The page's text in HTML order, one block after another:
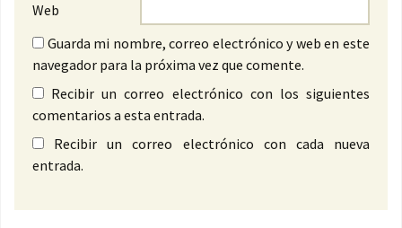
Web
Guarda mi nombre, correo electrónico y web en este
navegador para la próxima vez que comente.
Recibir un correo electrónico con los siguientes
comentarios a esta entrada.
Recibir un correo electrónico con cada nueva
entrada.